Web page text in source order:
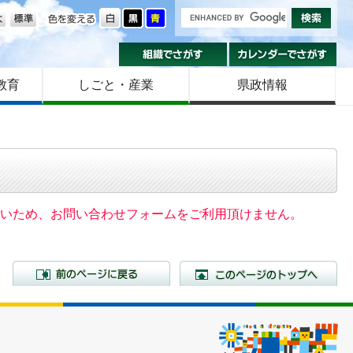
色を変える
大きさ
組織でさがす
育 しごと・産業 県政情報
ため、お問い合わせフォームをご利用頂けません。
前のページに戻る